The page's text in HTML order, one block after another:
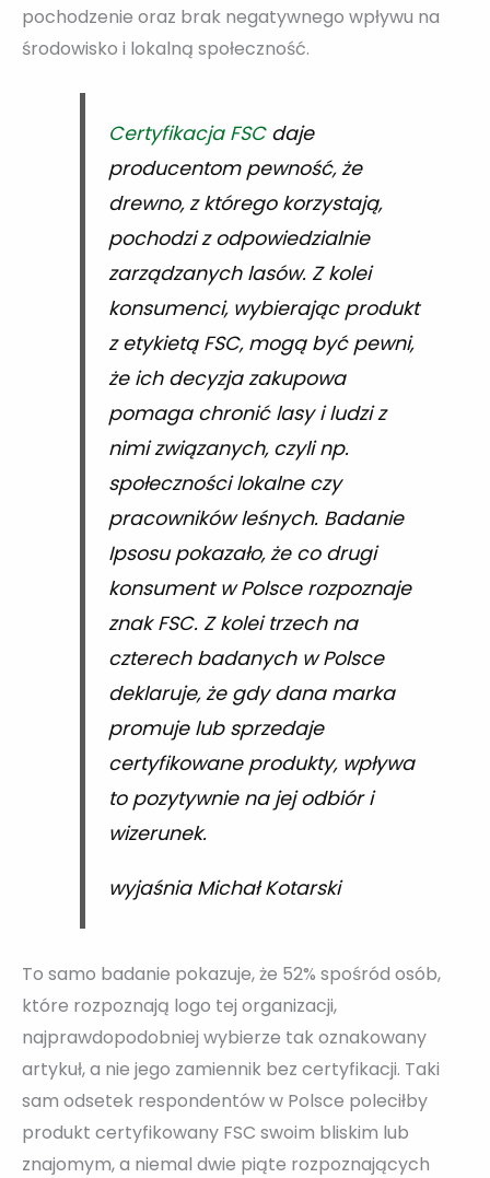
pochodzenie oraz brak negatywnego wpływu na
środowisko i lokalną społeczność.
Certyfikacja FSCdaje
producentom pewność, że
drewno, z którego korzystają,
pochodzi z odpowiedzialnie
zarządzanych lasów. Z kolei
konsumenci, wybierając produkt
z etykietą FSC, mogą być pewni,
że ich decyzja zakupowa
pomaga chronić lasy i ludzi z
nimi związanych, czyli np.
społeczności lokalne czy
pracowników leśnych. Badanie
Ipsosu pokazało, że co drugi
konsument w Polsce rozpoznaje
znak FSC. Z kolei trzech na
czterech badanych w Polsce
deklaruje, że gdy dana marka
promuje lub sprzedaje
certyfikowane produkty, wpływa
to pozytywnie na jej odbiór i
wizerunek.
wyjaśnia Michał Kotarski
To samo badanie pokazuje, że 52% spośród osób,
które rozpoznają logo tej organizacji,
najprawdopodobniej wybierze tak oznakowany
artykuł, a nie jego zamiennik bez certyfikacji. Taki
sam odsetek respondentów w Polsce poleciłby
produkt certyfikowany FSC swoim bliskim lub
znajomym, a niemal dwie piąte rozpoznających